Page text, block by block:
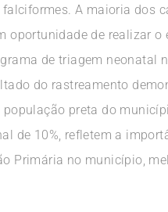
A maioria dos
oportunidade de realizar
de triagem neonatal
do rastreamento
população preta do
de 10%, refletem a
Primária no município,